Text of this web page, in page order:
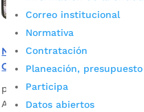
Correo institucional
Normativa
Contratación
Planeación,
Participa
Datos abiertos
Nuevo puente facilita la
Cacique
por Alcaldía de Bucaramanga
Atendiendo los